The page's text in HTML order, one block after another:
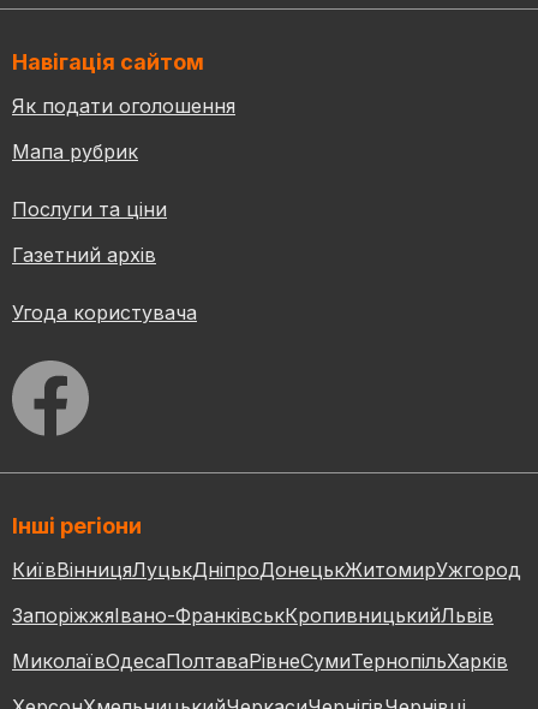
Навігація сайтом
Як подати оголошення
Мапа рубрик
Послуги та ціни
Газетний архів
Угода користувача
Інші регіони
КиївВінницяЛуцькДніпроДонецькЖитомирУжгород
ЗапоріжжяІвано-ФранківськКропивницькийЛьвів
МиколаївОдесаПолтаваРівнеСумиТернопільХарків